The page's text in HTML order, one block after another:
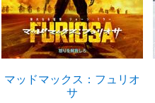
マッドマックス：フュリオ
サ